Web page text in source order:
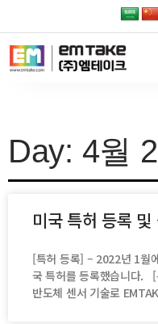
Day: 4월
미국 특허 등록 및
[특허 등록] – 2022년 1월
국 특허를 등록했습니다.
반도체 센서 기술로